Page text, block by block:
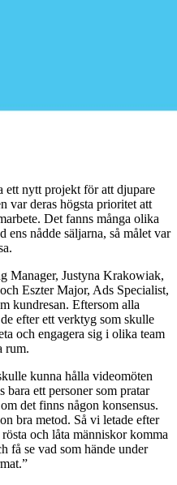
ett nytt projekt för att djupare
var deras högsta prioritet att
Det fanns många olika
ens nådde säljarna, så målet var
Manager, Justyna Krakowiak,
Eszter Major, Ads Specialist,
kundresan. Eftersom alla
efter ett verktyg som skulle
och engagera sig i olika team
rum.
kunna hålla videomöten
ett personer som pratar
det finns någon konsensus.
bra metod. Så vi letade efter
och låta människor komma
få se vad som hände under